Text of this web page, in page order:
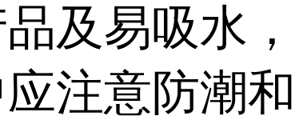
及易吸水
注意防潮